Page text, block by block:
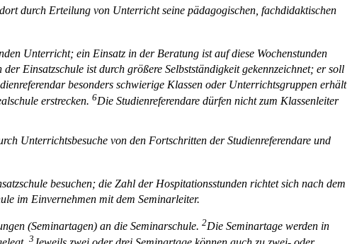
durch Erteilung von Unterricht seine pädagogischen, fachdidaktischen
Unterricht; ein Einsatz in der Beratung ist auf diese Wochenstunden
Einsatzschule ist durch größere Selbstständigkeit gekennzeichnet; er soll
besonders schwierige Klassen oder Unterrichtsgruppen erhält
erstrecken. 6Die Studienreferendare dürfen nicht zum Klassenleiter
Unterrichtsbesuche von den Fortschritten der Studienreferendare und
besuchen; die Zahl der Hospitationsstun­den richtet sich nach dem
im Einvernehmen mit dem Seminarleiter.
(Seminartagen) an die Seminarschule. 2Die Se­minartage werden in
3